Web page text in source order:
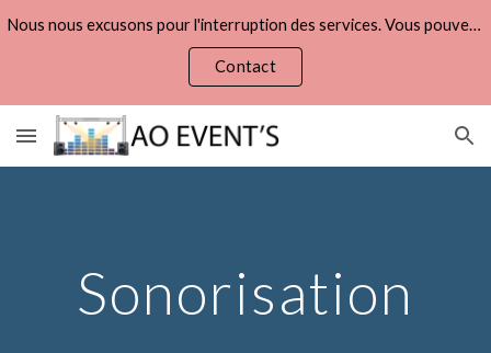
Skip to main content Skip to navigation
Nous nous excusons pour l'interruption des services. Vous pouvez refaire vos demandes de devis via la page :
Contact
Sonorisation